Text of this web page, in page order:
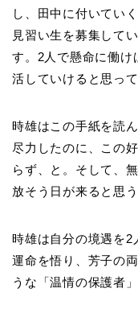
し、田中に付いてい
見習い生を募集して
す。2人で懸命に働け
活していけると思っ
時雄はこの手紙を読
尽力したのに、この
らず、と。そして、
放そう日が来ると思
時雄は自分の境遇を2
運命を悟り、芳子の
うな「温情の保護者